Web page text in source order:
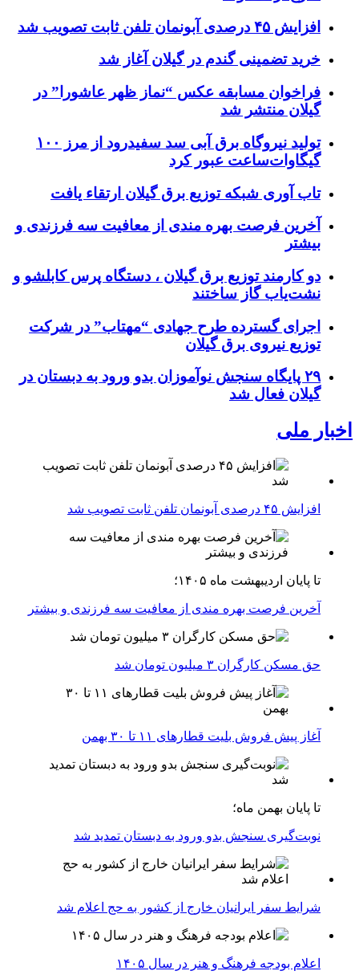
افزایش ۴۵ درصدی آبونمان تلفن ثابت تصویب شد
خرید تضمینی گندم در گیلان آغاز شد
فراخوان مسابقه عکس “نماز ظهر عاشورا” در
گیلان منتشر شد
تولید نیروگاه برق‌ آبی سد سفیدرود از مرز ۱۰۰
گیگاوات‌ساعت عبور کرد
تاب آوری شبکه توزیع برق گیلان ارتقاء یافت
آخرین فرصت بهره مندی از معافیت سه فرزندی و
بیشتر
دو کارمند توزیع برق گیلان ، دستگاه پرس کابلشو و
نشت‌یاب گاز ساختند
اجرای گسترده طرح جهادی “مهتاب” در شرکت
توزیع نیروی برق گیلان
۲۹ پایگاه سنجش نوآموزان بدو ورود به دبستان در
گیلان فعال شد
اخبار ملی
افزایش ۴۵ درصدی آبونمان تلفن ثابت تصویب شد
تا پایان اردیبهشت ماه ۱۴۰۵؛
آخرین فرصت بهره مندی از معافیت سه فرزندی و بیشتر
حق مسکن کارگران ۳ میلیون تومان شد
آغاز پیش فروش بلیت‌ قطارهای ۱۱ تا ۳۰ بهمن
تا پایان بهمن ماه؛
نوبت‌گیری سنجش بدو ورود به دبستان تمدید شد
شرایط سفر ایرانیان خارج از کشور به حج اعلام شد
اعلام بودجه فرهنگ و هنر در سال ۱۴۰۵